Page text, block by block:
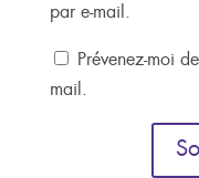
par e-mail.
Prévenez-moi
mail.